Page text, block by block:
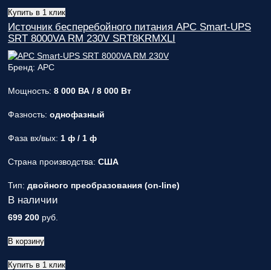
Купить в 1 клик
Источник бесперебойного питания APC Smart-UPS
SRT 8000VA RM 230V SRT8KRMXLI
Бренд: APC
Мощность: 8 000 ВА / 8 000 Вт
Фазность: однофазный
Фаза вх/вых: 1 ф / 1 ф
Страна производства: США
Тип: двойного преобразования (on-line)
В наличии
699 200 руб.
В корзину
Купить в 1 клик